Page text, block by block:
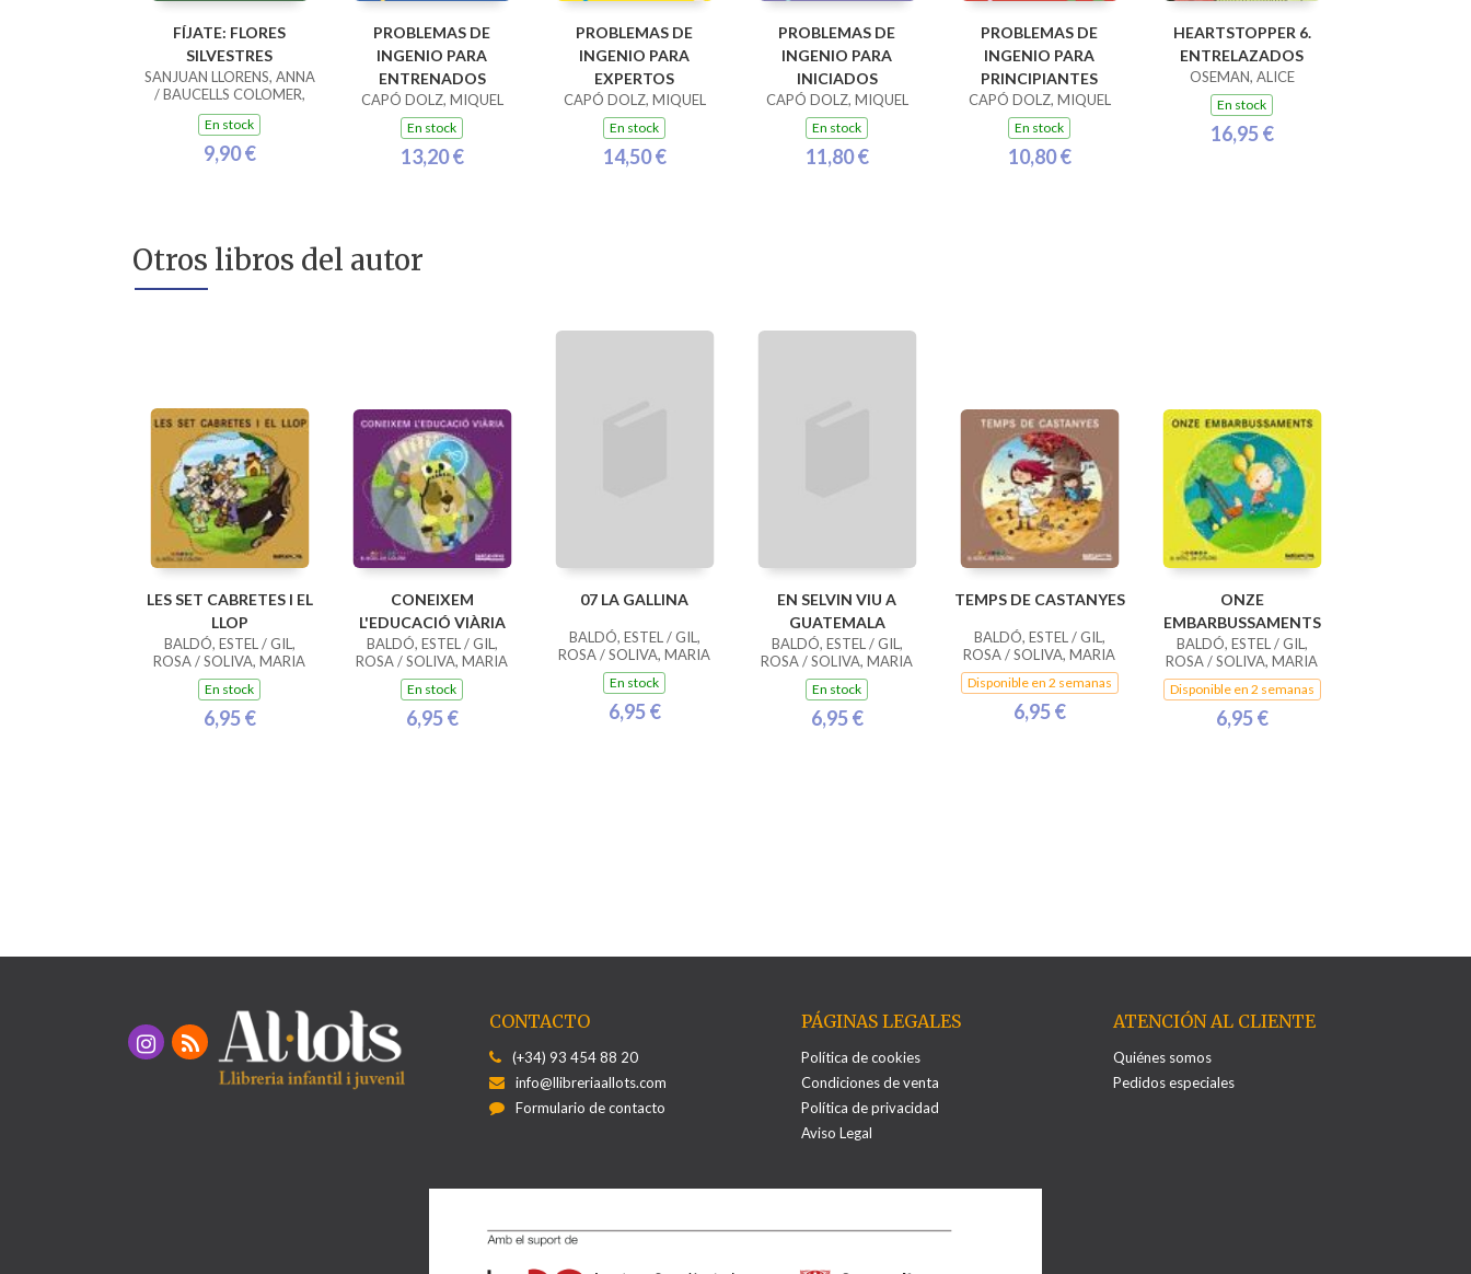
FÍJATE: FLORES
SILVESTRES
SANJUAN LLORENS, ANNA
/ BAUCELLS COLOMER,
RAMON
En stock
9,90 €
PROBLEMAS DE
INGENIO PARA
ENTRENADOS
CAPÓ DOLZ, MIQUEL
En stock
13,20 €
PROBLEMAS DE
INGENIO PARA
EXPERTOS
CAPÓ DOLZ, MIQUEL
En stock
14,50 €
PROBLEMAS DE
INGENIO PARA
INICIADOS
CAPÓ DOLZ, MIQUEL
En stock
11,80 €
PROBLEMAS DE
INGENIO PARA
PRINCIPIANTES
CAPÓ DOLZ, MIQUEL
En stock
10,80 €
HEARTSTOPPER 6.
ENTRELAZADOS
OSEMAN, ALICE
En stock
16,95 €
Otros libros del autor
LES SET CABRETES I EL
LLOP
BALDÓ, ESTEL / GIL,
ROSA / SOLIVA, MARIA
En stock
6,95 €
CONEIXEM
L'EDUCACIÓ VIÀRIA
BALDÓ, ESTEL / GIL,
ROSA / SOLIVA, MARIA
En stock
6,95 €
07 LA GALLINA
BALDÓ, ESTEL / GIL,
ROSA / SOLIVA, MARIA
En stock
6,95 €
EN SELVIN VIU A
GUATEMALA
BALDÓ, ESTEL / GIL,
ROSA / SOLIVA, MARIA
En stock
6,95 €
TEMPS DE CASTANYES
BALDÓ, ESTEL / GIL,
ROSA / SOLIVA, MARIA
Disponible en 2 semanas
6,95 €
ONZE
EMBARBUSSAMENTS
BALDÓ, ESTEL / GIL,
ROSA / SOLIVA, MARIA
Disponible en 2 semanas
6,95 €
CONTACTO
(+34) 93 454 88 20
info@llibreriaallots.com
Formulario de contacto
PÁGINAS LEGALES
Política de cookies
Condiciones de venta
Política de privacidad
Aviso Legal
ATENCIÓN AL CLIENTE
Quiénes somos
Pedidos especiales